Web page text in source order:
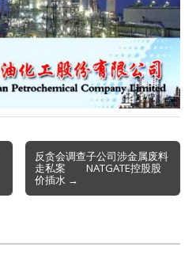
反贪会调查子公司涉金属废料
走私案 NATGATE控股股
价插水 →